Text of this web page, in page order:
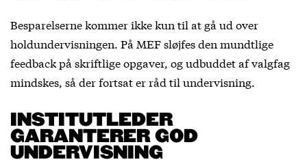
Besparelserne kommer ikke kun til at gå ud over
holdundervisningen. På MEF sløjfes den mundtlige
feedback på skriftlige opgaver, og udbuddet af valgfag
mindskes, så der fortsat er råd til undervisning.
INSTITUTLEDER
GARANTERER GOD
UNDERVISNING